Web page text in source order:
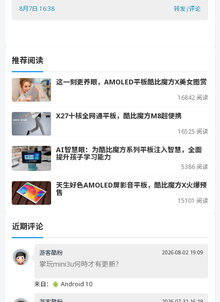
8月7日 16:38 转发|评论
推荐阅读
这一刻更养眼，AMOLED平板酷比魔方X美女图赏
16842 阅读
X27十核全网通平板，酷比魔方M8超便携
16525 阅读
AI智慧眼：为酷比魔方系列平板注入智慧，全面
提升孩子学习能力
5386 阅读
天生好色AMOLED屏影音平板，酷比魔方X火爆预
售
15101 阅读
近期评论
游客酷粉 2026-08-02 19:09
掌玩mini3u何時才有更新？
来自： Android 10